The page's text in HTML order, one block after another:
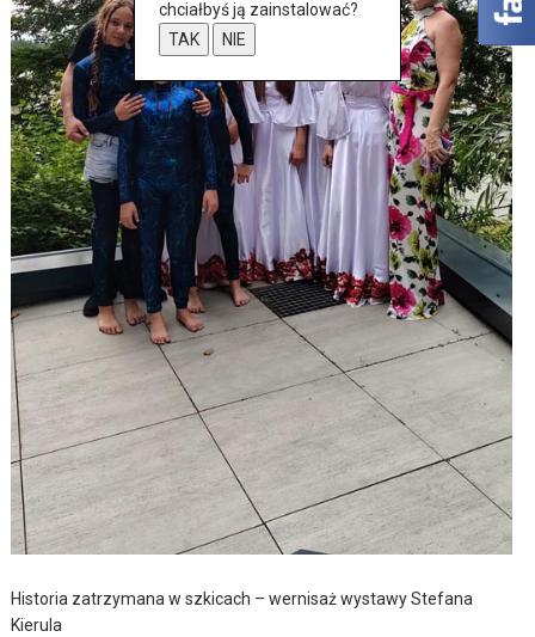
Historia zatrzymana w szkicach – wernisaż wystawy Stefana
Kierula
chciałbyś ją zainstalować?
TAK
NIE